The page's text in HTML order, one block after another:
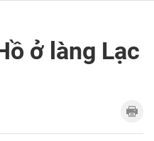
ở làng Lạc